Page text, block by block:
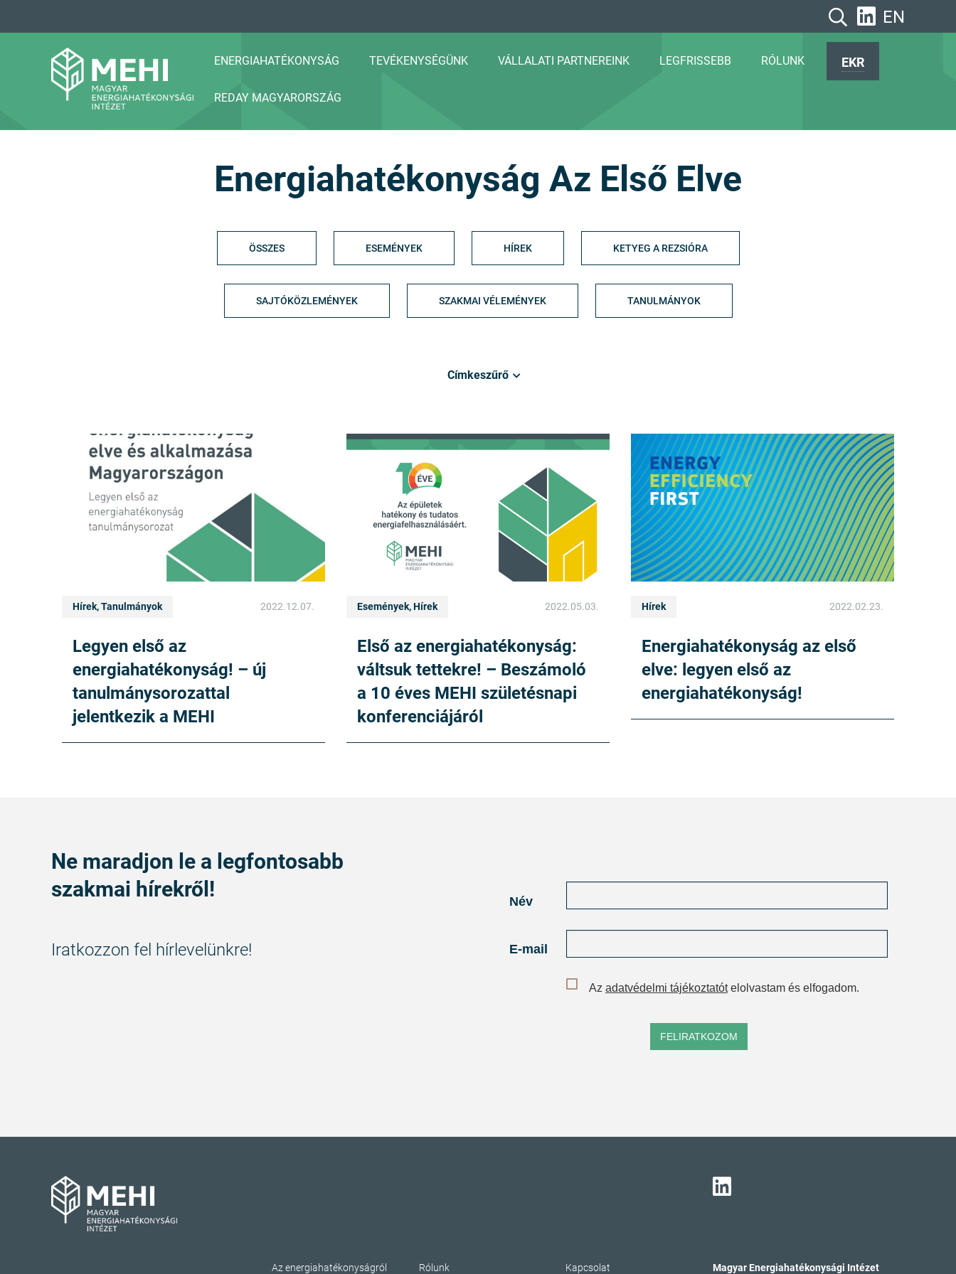
EN
ENERGIAHATÉKONYSÁG TEVÉKENYSÉGÜNK VÁLLALATI PARTNEREINK LEGFRISSEBB RÓLUNK EKR
REDAY MAGYARORSZÁG
Energiahatékonyság Az Első Elve
ÖSSZES ESEMÉNYEK HÍREK KETYEG A REZSIÓRA
SAJTÓKÖZLEMÉNYEK SZAKMAI VÉLEMÉNYEK TANULMÁNYOK
Címkeszűrő
Hírek, Tanulmányok 2022.12.07.
Legyen első az
energiahatékonyság! – új
tanulmánysorozattal
jelentkezik a MEHI
Események, Hírek 2022.05.03.
Első az energiahatékonyság:
váltsuk tettekre! – Beszámoló
a 10 éves MEHI születésnapi
konferenciájáról
Hírek 2022.02.23.
Energiahatékonyság az első
elve: legyen első az
energiahatékonyság!
Ne maradjon le a legfontosabb
szakmai hírekről!
Iratkozzon fel hírlevelünkre!
Név
E-mail
Az adatvédelmi tájékoztatótelolvastam és elfogadom.
FELIRATKOZOM
Az energiahatékonyságról Rólunk Kapcsolat Magyar Energiahatékonysági Intézet